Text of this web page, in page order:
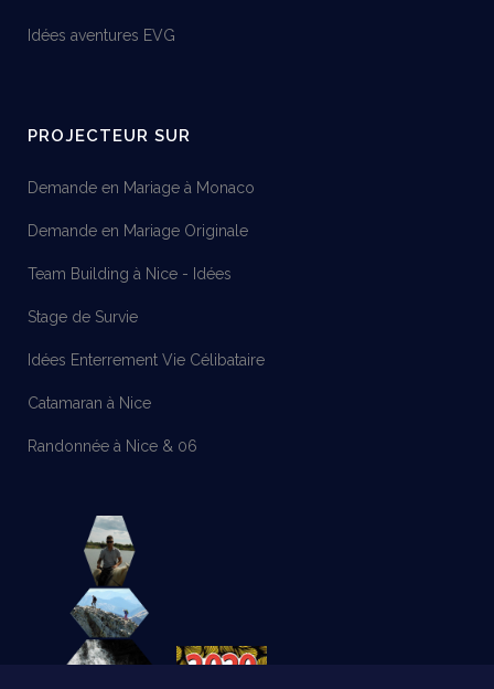
Idées aventures EVG
PROJECTEUR SUR
Demande en Mariage à Monaco
Demande en Mariage Originale
Team Building à Nice - Idées
Stage de Survie
Idées Enterrement Vie Célibataire
Catamaran à Nice
Randonnée à Nice & 06